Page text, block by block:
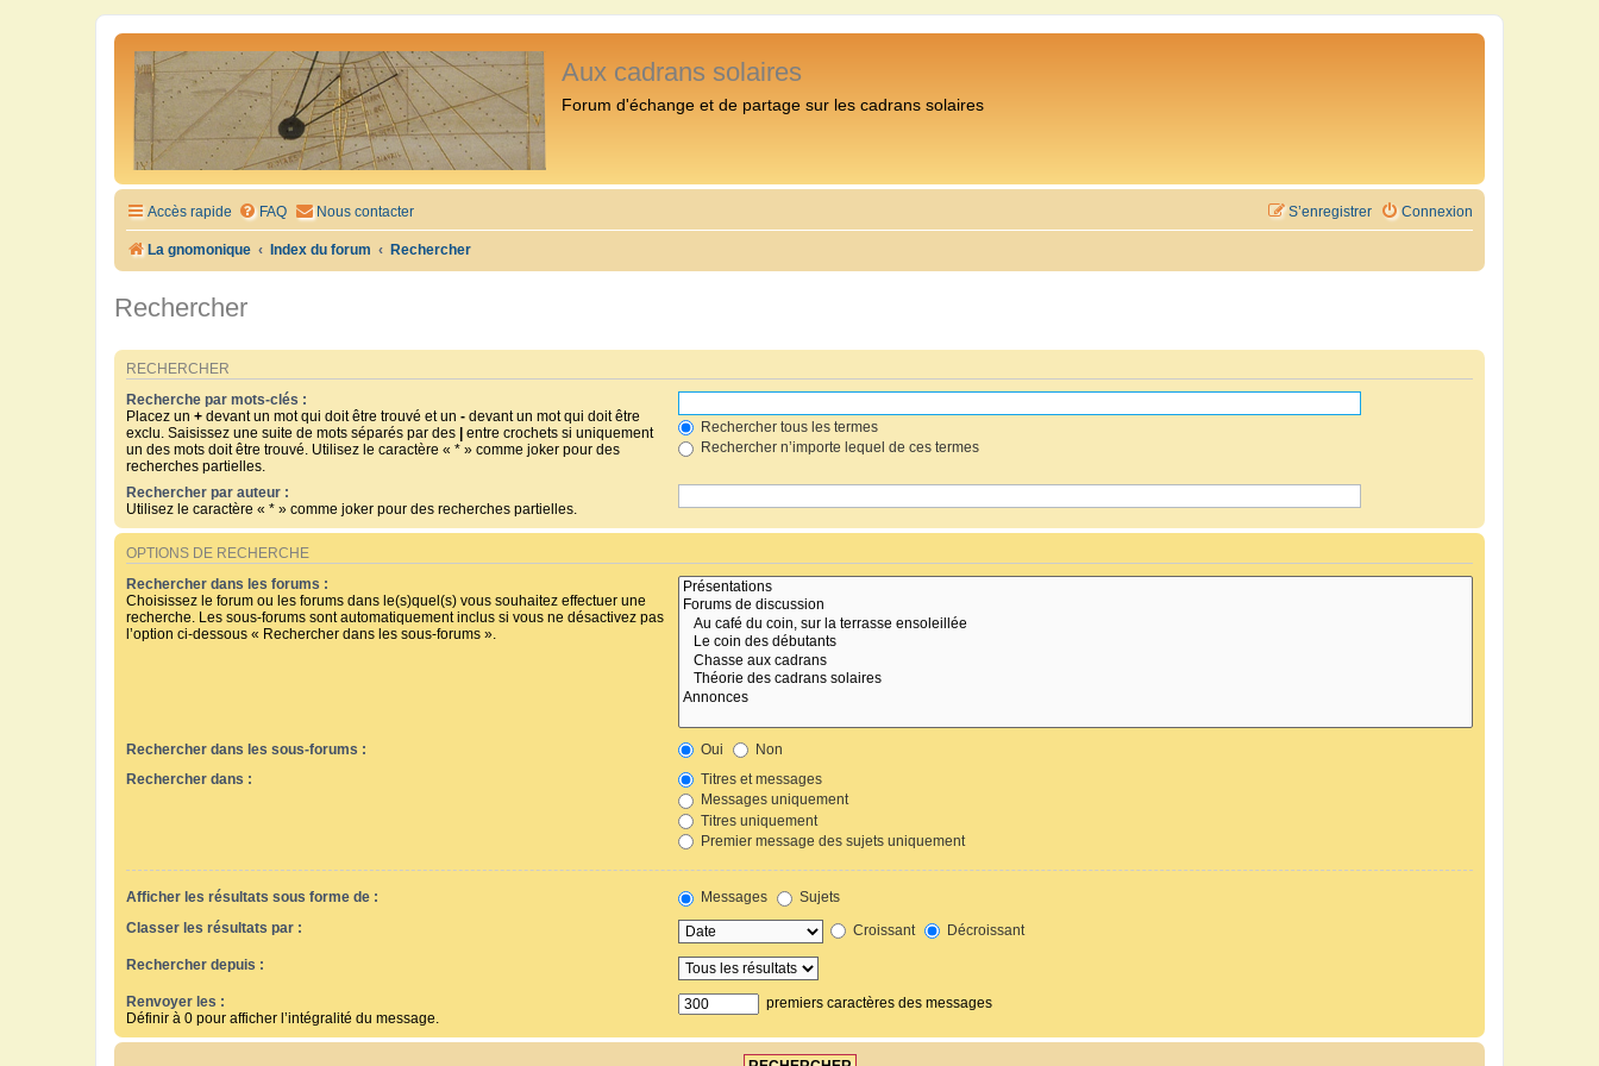
Aux cadrans solaires
Forum d'échange et de partage sur les cadrans solaires
Accès rapide FAQ Nous contacter Connexion
S’enregistrer
La gnomonique Index du forum Rechercher
Rechercher
RECHERCHER
Recherche par mots-clés :
Placez un + devant un mot qui doit être trouvé et un - devant un mot qui doit être
exclu. Saisissez une suite de mots séparés par des
entre crochets si uniquement
un des mots doit être trouvé. Utilisez le caractère « * » comme joker pour des
recherches partielles.
Rechercher tous les termes
Rechercher n’importe lequel de ces termes
Rechercher par auteur :
Utilisez le caractère « * » comme joker pour des recherches partielles.
OPTIONS DE RECHERCHE
Rechercher dans les forums :
Choisissez le forum ou les forums dans le(s)quel(s) vous souhaitez effectuer une
recherche. Les sous-forums sont automatiquement inclus si vous ne désactivez pas
l’option ci-dessous « Rechercher dans les sous-forums ».
Rechercher dans les sous-forums : Oui
Non
Rechercher dans :
Titres et messages
Messages uniquement
Titres uniquement
Premier message des sujets uniquement
Afficher les résultats sous forme de : Messages
Sujets
Classer les résultats par :
Croissant Décroissant
Rechercher depuis :
Renvoyer les :
Définir à 0 pour afficher l’intégralité du message.
premiers caractères des messages